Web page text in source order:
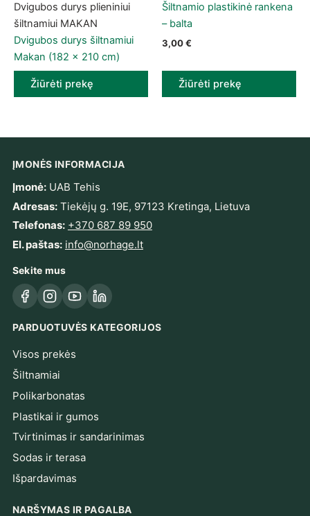
Dvigubos durys šiltnamiui
Makan (182 x 210 cm)
Dvigubos durys plieniniui
šiltnamiui MAKAN
Žiūrėti prekę
Šiltnamio plastikinė rankena
– balta
3,00€
Žiūrėti prekę
ĮMONĖS INFORMACIJA
Įmonė:UAB Tehis
Adresas:Tiekėjų g. 19E, 97123 Kretinga, Lietuva
Telefonas: +370 687 89 950
El. paštas: info@norhage.lt
Sekite mus
FacebookInstagram
YouTubeLinkedIn
PARDUOTUVĖS KATEGORIJOS
Visos prekės
Šiltnamiai
Polikarbonatas
Plastikai ir gumos
Tvirtinimas ir sandarinimas
Sodas ir terasa
Išpardavimas
NARŠYMAS IR PAGALBA